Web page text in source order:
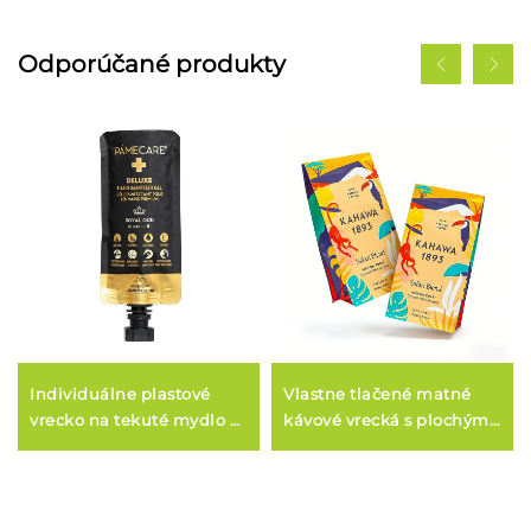
Odporúčané produkty
Individuálne plastové
vrecko na tekuté mydlo –
Vlastne tlačené matné
kávové vrecká s plochým